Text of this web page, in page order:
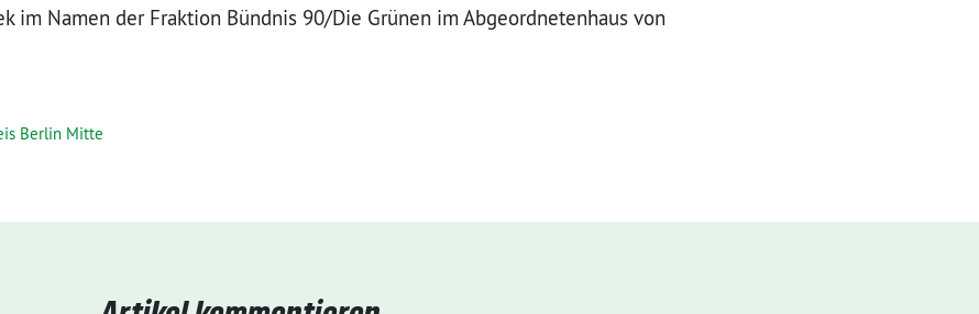
im Namen der Fraktion Bündnis 90/Die Grünen im Abgeordnetenhaus von
Berlin Mitte